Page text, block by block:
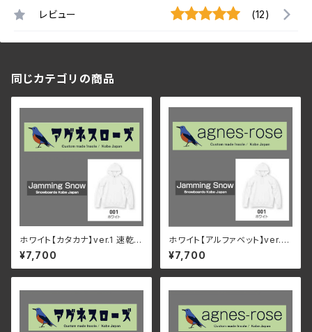
レビュー (12)
同じカテゴリの商品
ホワイト【カタカナ】ver.1 速乾・
裏起毛 サイズが豊富 アグネス
ローズ & Jamming Snow オ
リジナルパーカー
¥7,700
ホワイト【アルファベット】ver.1
速乾・裏起毛 サイズが豊富 アグ
ネスローズ & Jamming Snow
オリジナルパーカー
¥7,700